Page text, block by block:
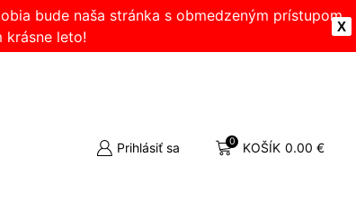
X
bude naša stránka s obmedzeným prístupom.
krásne leto!
Prihlásiť sa 0 KOŠÍK 0.00 €